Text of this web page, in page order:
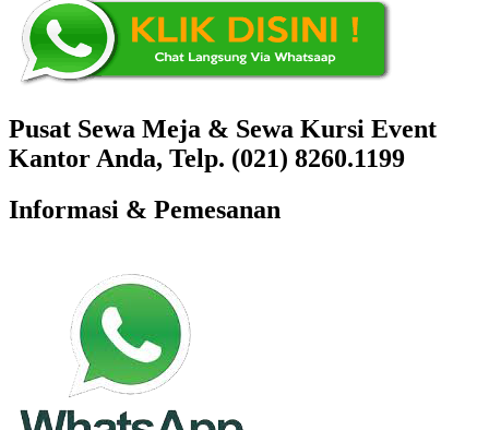
Pusat Sewa Meja & Sewa Kursi Event
Kantor Anda, Telp. (021) 8260.1199
Informasi & Pemesanan